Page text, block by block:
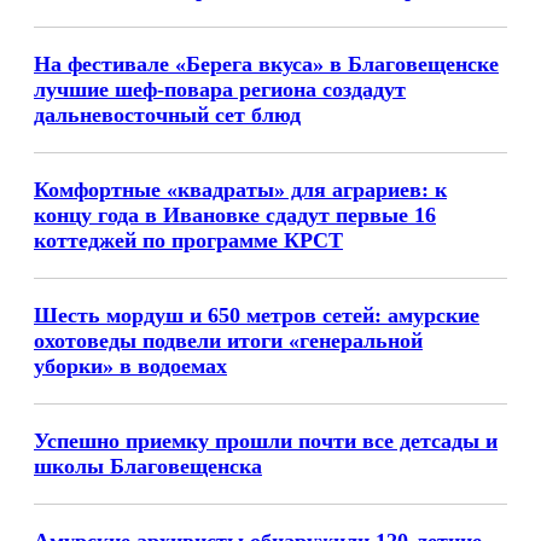
На фестивале «Берега вкуса» в Благовещенске
лучшие шеф-повара региона создадут
дальневосточный сет блюд
Комфортные «квадраты» для аграриев: к
концу года в Ивановке сдадут первые 16
коттеджей по программе КРСТ
Шесть мордуш и 650 метров сетей: амурские
охотоведы подвели итоги «генеральной
уборки» в водоемах
Успешно приемку прошли почти все детсады и
школы Благовещенска